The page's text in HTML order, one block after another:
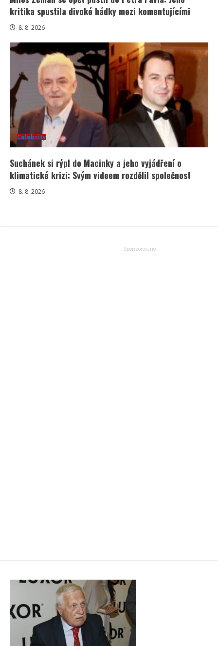
kritika spustila divoké hádky mezi komentujícími
8. 8. 2026
Celebrity
Suchánek si rýpl do Macinky a jeho vyjádření o
klimatické krizi: Svým videem rozdělil společnost
8. 8. 2026